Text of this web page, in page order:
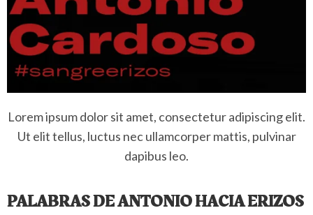
Lorem ipsum dolor sit amet, consectetur adipiscing elit.
Ut elit tellus, luctus nec ullamcorper mattis, pulvinar
dapibus leo.
PALABRAS DE ANTONIO HACIA ERIZOS